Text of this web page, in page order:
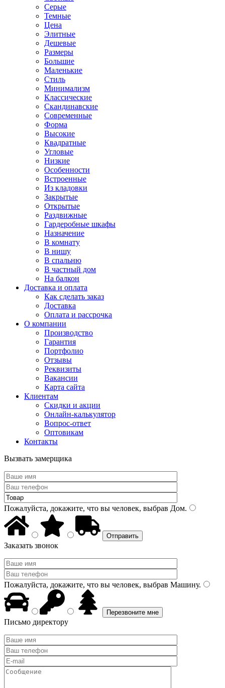
Серые
Темные
Цена
Элитные
Дешевые
Размеры
Большие
Маленькие
Стиль
Минимализм
Классические
Скандинавские
Современные
Форма
Высокие
Квадратные
Угловые
Низкие
Особенности
Встроенные
Из кладовки
Закрытые
Открытые
Раздвижные
Гардеробные шкафы
Назначение
В комнату
В нишу
В спальню
В частный дом
На балкон
Доставка и оплата
Как сделать заказ
Доставка
Оплата и рассрочка
О компании
Производство
Гарантия
Портфолио
Отзывы
Реквизиты
Вакансии
Карта сайта
Клиентам
Скидки и акции
Онлайн-калькулятор
Вопрос-ответ
Оптовикам
Контакты
Вызвать замерщика
Пожалуйста, докажите, что вы человек, выбрав Дом.
Заказать звонок
Пожалуйста, докажите, что вы человек, выбрав Машину.
Письмо директору